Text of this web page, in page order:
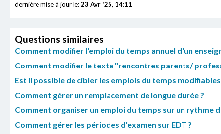
dernière mise à jour le:23 Avr '25, 14:11
Questions similaires
Comment modifier l'emploi du temps annuel d'un
Comment modifier le texte "rencontres parents/
Est il possible de cibler les emplois du temps
Comment gérer un remplacement de longue durée ?
Comment organiser un emploi du temps sur un rythme
Comment gérer les périodes d'examen sur EDT ?